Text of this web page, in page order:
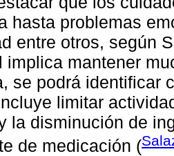
hasta problemas
entre otros, según
implica mantener
se podrá identificar
limitar
la disminución de
de medicación (